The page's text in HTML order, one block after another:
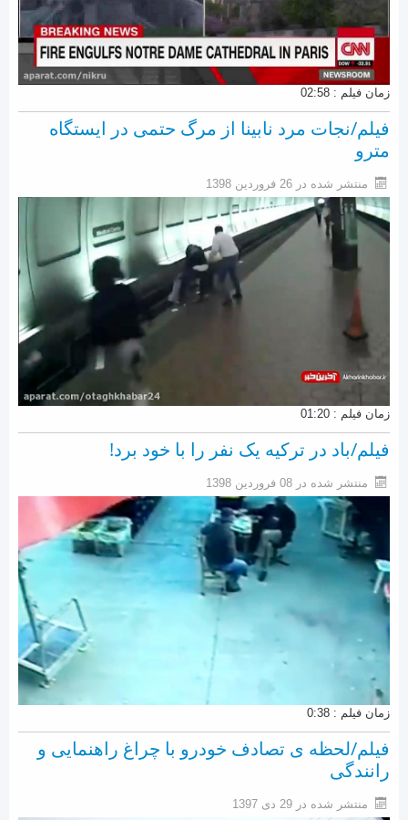
زمان فیلم : 02:58
فیلم/نجات مرد نابینا از مرگ حتمی در ایستگاه
مترو
منتشر شده در 26 فروردين 1398
زمان فیلم : 01:20
فیلم/باد در ترکیه یک نفر را با خود برد!
منتشر شده در 08 فروردين 1398
زمان فیلم : 0:38
فیلم/لحظه ی تصادف خودرو با چراغ راهنمایی و
رانندگی
منتشر شده در 29 دی 1397